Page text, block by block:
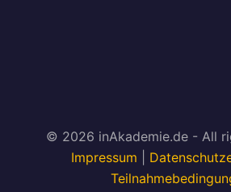
© 2026 inAkademie.de - All
Impressum